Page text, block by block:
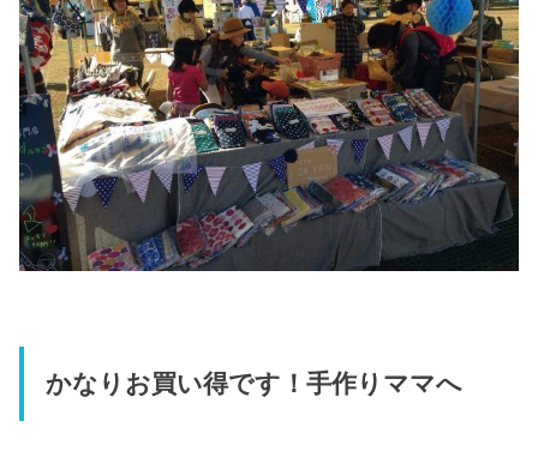
かなりお買い得です！手作りママへ